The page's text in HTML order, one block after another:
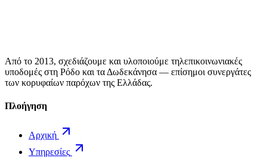
Από το 2013, σχεδιάζουμε και υλοποιούμε τηλεπικοινωνιακές
υποδομές στη Ρόδο και τα Δωδεκάνησα — επίσημοι συνεργάτες
των κορυφαίων παρόχων της Ελλάδας.
Πλοήγηση
Αρχική
Υπηρεσίες